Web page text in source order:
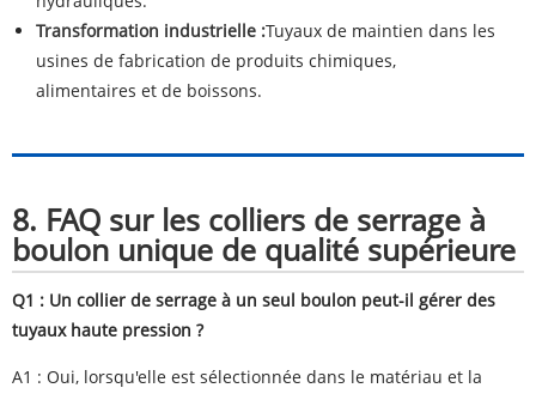
Transformation industrielle :Tuyaux de maintien dans les
usines de fabrication de produits chimiques,
alimentaires et de boissons.
8. FAQ sur les colliers de serrage à
boulon unique de qualité supérieure
Q1 : Un collier de serrage à un seul boulon peut-il gérer des
tuyaux haute pression ?
A1 : Oui, lorsqu'elle est sélectionnée dans le matériau et la